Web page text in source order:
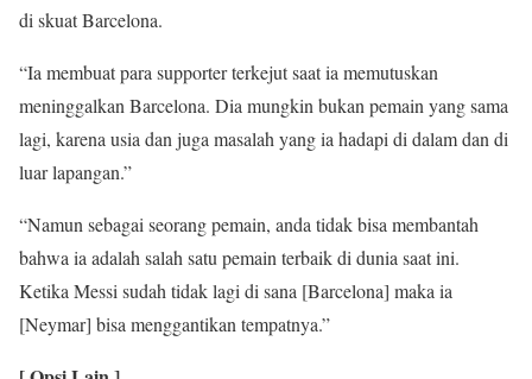
di skuat Barcelona.
“Ia membuat para supporter terkejut saat ia memutuskan
meninggalkan Barcelona. Dia mungkin bukan pemain yang sama
lagi, karena usia dan juga masalah yang ia hadapi di dalam dan di
luar lapangan.”
“Namun sebagai seorang pemain, anda tidak bisa membantah
bahwa ia adalah salah satu pemain terbaik di dunia saat ini.
Ketika Messi sudah tidak lagi di sana [Barcelona] maka ia
[Neymar] bisa menggantikan tempatnya.”